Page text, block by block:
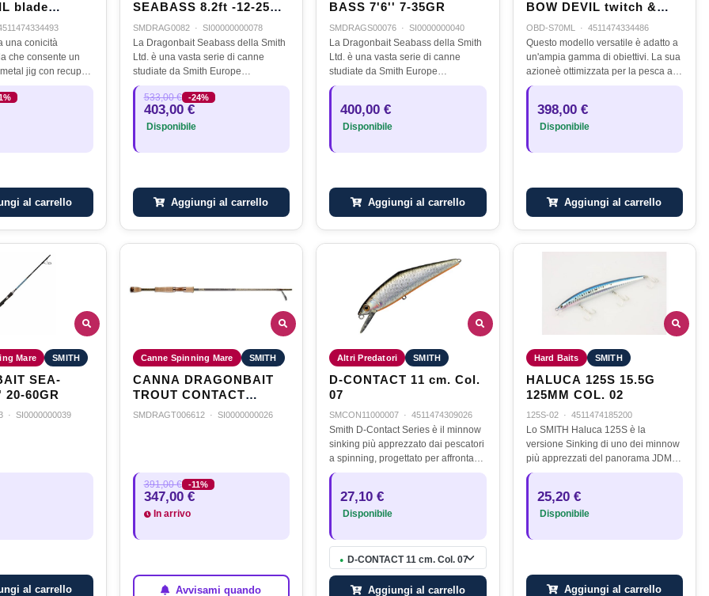
blade
ML - 7'8"
2.5PE
una conicità
che consente un
jig con recuperi
leggermente
un modello a
adatto a un'ampia…
al carrello
SEABASS 8.2ft -12-25LB
LURE 14-45GR
SMDRAG0082 · SI00000000078
La Dragonbait Seabass della Smith
Ltd. è una vasta serie di canne
studiate da Smith Europe
apposistamente per i nostri mari!
Tutte le canne si differenziano per
una grande versatilità e potenza
del…
533,00 € -24%
403,00 €
Disponibile
Aggiungi al carrello
BASS 7'6'' 7-35GR
SMDRAGS00076 · SI0000000040
La Dragonbait Seabass della Smith
Ltd. è una vasta serie di canne
studiate da Smith Europe
apposistamente per i nostri mari!
una grande versatilità e potenza
del…
400,00 €
Disponibile
Aggiungi al carrello
BOW DEVIL twitch &
blade S 70 ML - 7' 10-40
GR - 2PE
OBD-S70ML · 4511474334486
Questo modello versatile è adatto a
un'ampia gamma di obiettivi. La sua
azioneè ottimizzata per la pesca allo
sgombro. Il design affusolato è
pencil affondanti,…
398,00 €
Disponibile
Aggiungi al carrello
Mare SMITH
SEA-
20-60GR
· SI0000000039
al carrello
Canne Spinning Mare SMITH
CANNA DRAGONBAIT
TROUT CONTACT
SPECIAL 6'7'' 6-12 g
SMDRAGT006612 · SI0000000026
391,00 € -11%
347,00 €
In arrivo
Avvisami quando
Altri Predatori SMITH
D-CONTACT 11 cm. Col.
07
SMCON11000007 · 4511474309026
Smith D-Contact Series è il minnow
sinking più apprezzato dai pescatori
a spinning, progettato per affrontare
torrenti, fiumi e laghi con corrente
costruzione compatta e…
27,10 €
Disponibile
● D-CONTACT 11 cm. Col. 07
Aggiungi al carrello
Hard Baits SMITH
HALUCA 125S 15.5G
125MM COL. 02
125S-02 · 4511474185200
Lo SMITH Haluca 125S è la
versione Sinking di uno dei minnow
più apprezzati del panorama JDM
(Japanese Domestic Market),
elevate sia in termini di distanza
di…
25,20 €
Disponibile
Aggiungi al carrello